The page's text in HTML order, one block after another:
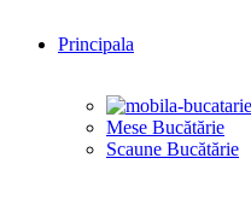
Principala
Mese Bucătărie
Scaune Bucătărie